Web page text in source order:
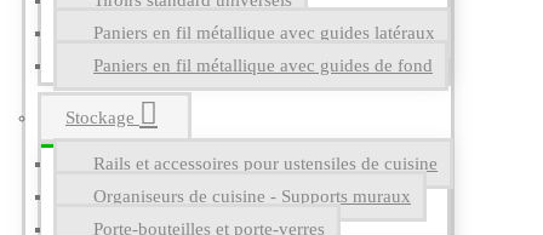
Paniers en fil métallique avec guides latéraux
Paniers en fil métallique avec guides de fond
Stockage
Rails et accessoires pour ustensiles de cuisine
Organiseurs de cuisine - Supports muraux
Porte-bouteilles et porte-verres